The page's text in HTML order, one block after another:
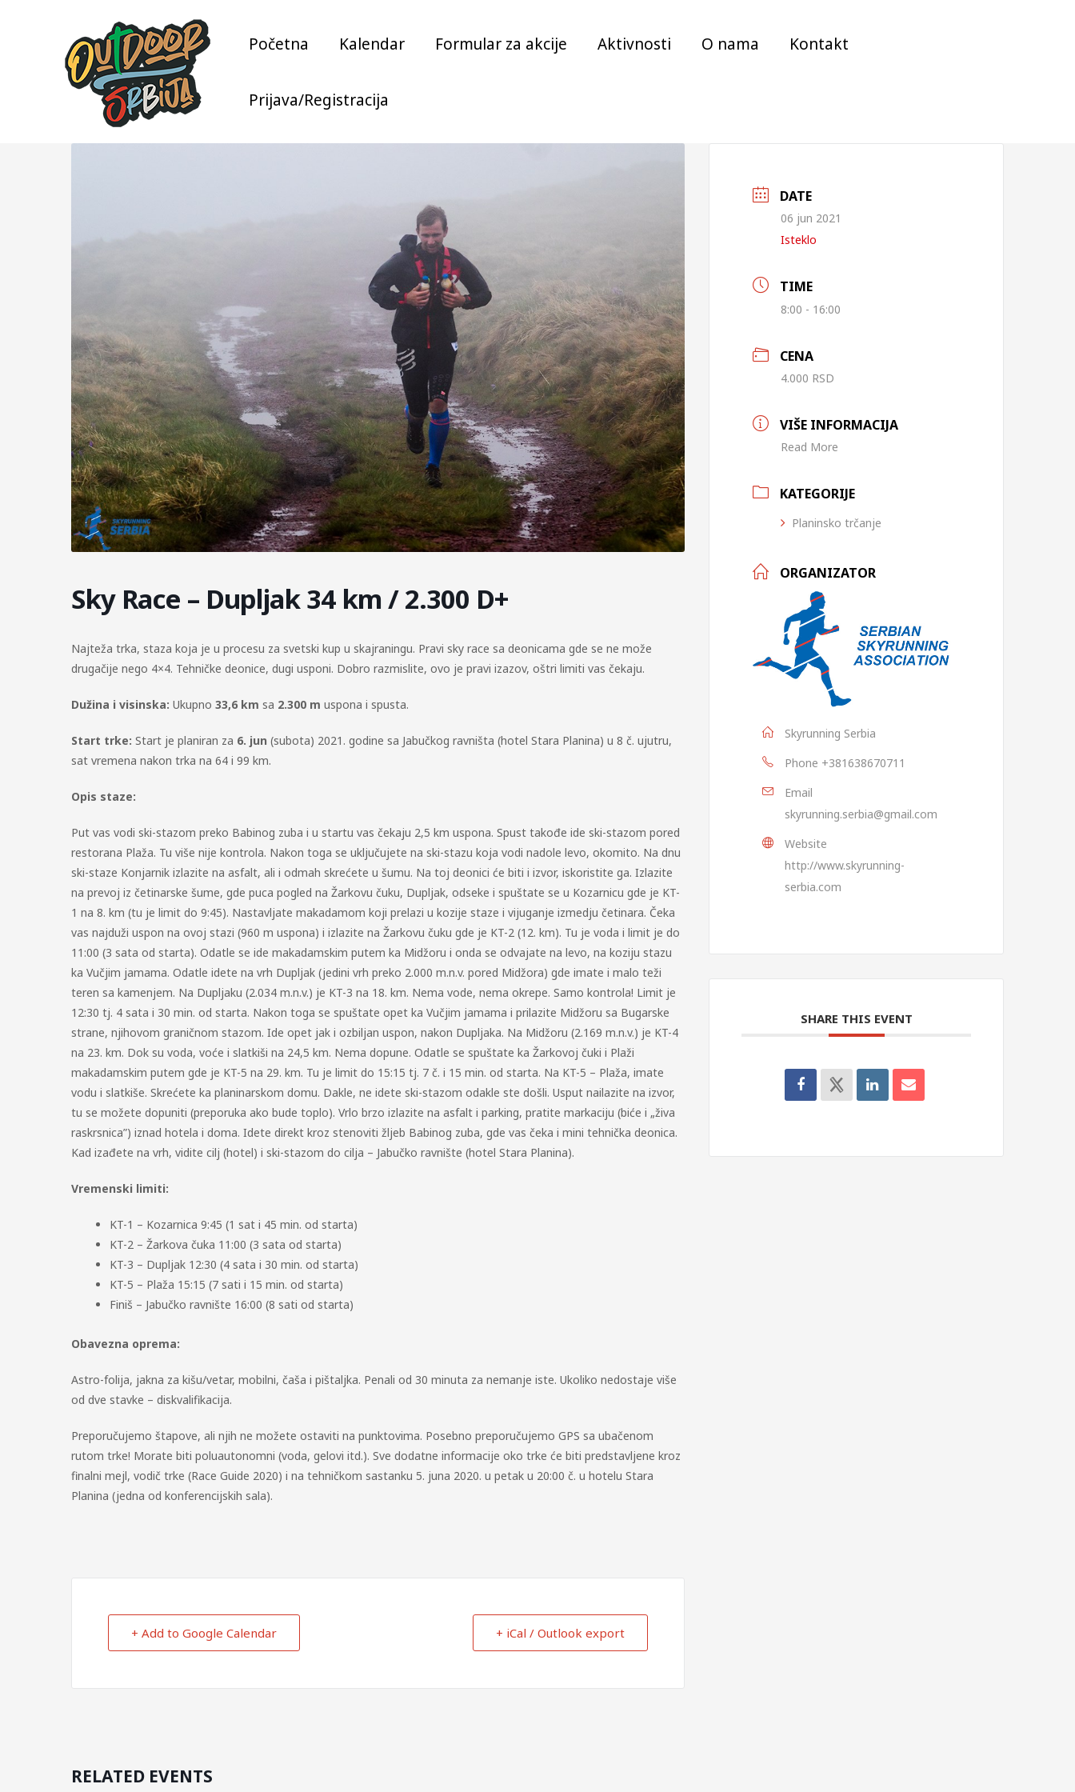
Početna Kalendar Formular za akcije Aktivnosti O nama Kontakt
Prijava/Registracija
Sky Race – Dupljak 34 km / 2.300 D+
Najteža trka, staza koja je u procesu za svetski kup u skajraningu. Pravi sky race sa deonicama gde se ne može
drugačije nego 4×4. Tehničke deonice, dugi usponi. Dobro razmislite, ovo je pravi izazov, oštri limiti vas čekaju.
Dužina i visinska: Ukupno 33,6 km sa 2.300 m uspona i spusta.
Start trke: Start je planiran za 6. jun (subota) 2021. godine sa Jabučkog ravništa (hotel Stara Planina) u 8 č. ujutru,
sat vremena nakon trka na 64 i 99 km.
Opis staze:
Put vas vodi ski-stazom preko Babinog zuba i u startu vas čekaju 2,5 km uspona. Spust takođe ide ski-stazom pored
restorana Plaža. Tu više nije kontrola. Nakon toga se uključujete na ski-stazu koja vodi nadole levo, okomito. Na dnu
ski-staze Konjarnik izlazite na asfalt, ali i odmah skrećete u šumu. Na toj deonici će biti i izvor, iskoristite ga. Izlazite
na prevoj iz četinarske šume, gde puca pogled na Žarkovu čuku, Dupljak, odseke i spuštate se u Kozarnicu gde je KT-
1 na 8. km (tu je limit do 9:45). Nastavljate makadamom koji prelazi u kozije staze i vijuganje izmedju četinara. Čeka
vas najduži uspon na ovoj stazi (960 m uspona) i izlazite na Žarkovu čuku gde je KT-2 (12. km). Tu je voda i limit je do
11:00 (3 sata od starta). Odatle se ide makadamskim putem ka Midžoru i onda se odvajate na levo, na koziju stazu
ka Vučjim jamama. Odatle idete na vrh Dupljak (jedini vrh preko 2.000 m.n.v. pored Midžora) gde imate i malo teži
teren sa kamenjem. Na Dupljaku (2.034 m.n.v.) je KT-3 na 18. km. Nema vode, nema okrepe. Samo kontrola! Limit je
12:30 tj. 4 sata i 30 min. od starta. Nakon toga se spuštate opet ka Vučjim jamama i prilazite Midžoru sa Bugarske
strane, njihovom graničnom stazom. Ide opet jak i ozbiljan uspon, nakon Dupljaka. Na Midžoru (2.169 m.n.v.) je KT-4
na 23. km. Dok su voda, voće i slatkiši na 24,5 km. Nema dopune. Odatle se spuštate ka Žarkovoj čuki i Plaži
makadamskim putem gde je KT-5 na 29. km. Tu je limit do 15:15 tj. 7 č. i 15 min. od starta. Na KT-5 – Plaža, imate
vodu i slatkiše. Skrećete ka planinarskom domu. Dakle, ne idete ski-stazom odakle ste došli. Usput nailazite na izvor,
tu se možete dopuniti (preporuka ako bude toplo). Vrlo brzo izlazite na asfalt i parking, pratite markaciju (biće i „živa
raskrsnica”) iznad hotela i doma. Idete direkt kroz stenoviti žljeb Babinog zuba, gde vas čeka i mini tehnička deonica.
Kad izađete na vrh, vidite cilj (hotel) i ski-stazom do cilja – Jabučko ravnište (hotel Stara Planina).
Vremenski limiti:
KT-1 – Kozarnica 9:45 (1 sat i 45 min. od starta)
KT-2 – Žarkova čuka 11:00 (3 sata od starta)
KT-3 – Dupljak 12:30 (4 sata i 30 min. od starta)
KT-5 – Plaža 15:15 (7 sati i 15 min. od starta)
Finiš – Jabučko ravnište 16:00 (8 sati od starta)
Obavezna oprema:
Astro-folija, jakna za kišu/vetar, mobilni, čaša i pištaljka. Penali od 30 minuta za nemanje iste. Ukoliko nedostaje više
od dve stavke – diskvalifikacija.
Preporučujemo štapove, ali njih ne možete ostaviti na punktovima. Posebno preporučujemo GPS sa ubačenom
rutom trke! Morate biti poluautonomni (voda, gelovi itd.). Sve dodatne informacije oko trke će biti predstavljene kroz
finalni mejl, vodič trke (Race Guide 2020) i na tehničkom sastanku 5. juna 2020. u petak u 20:00 č. u hotelu Stara
Planina (jedna od konferencijskih sala).
+ Add to Google Calendar + iCal / Outlook export
DATE
06 jun 2021
Isteklo
TIME
8:00 - 16:00
CENA
4.000 RSD
VIŠE INFORMACIJA
Read More
KATEGORIJE
Planinsko trčanje
ORGANIZATOR
Skyrunning Serbia
Phone +381638670711
Email
skyrunning.serbia@gmail.com
Website
http://www.skyrunning-
serbia.com
SHARE THIS EVENT
RELATED EVENTS